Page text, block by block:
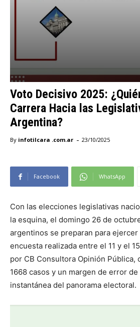
Voto Decisivo 2025:
Carrera Hacia las
Argentina?
By infotilcara .com.ar - 23/10/2025
Facebook WhatsApp
Con las elecciones legislativas
la esquina, el domingo 26 de
argentinos se preparan para
encuesta realizada entre el 11 y el
por CB Consultora Opinión Pública,
1668 casos y un margen de error
instantánea del panorama electoral.